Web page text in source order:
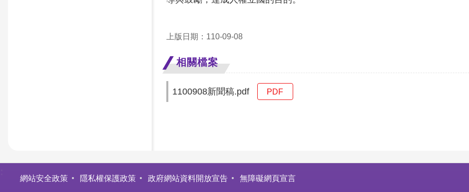
上版日期：110-09-08
相關檔案
1100908新聞稿.pdf PDF
網站安全政策 隱私權保護政策 政府網站資料開放宣告 無障礙網頁宣言